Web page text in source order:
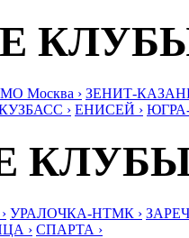
Москва › ЗЕНИТ-
› ЕНИСЕЙ ›
УРАЛОЧКА-НТМК ›
› СПАРТА ›